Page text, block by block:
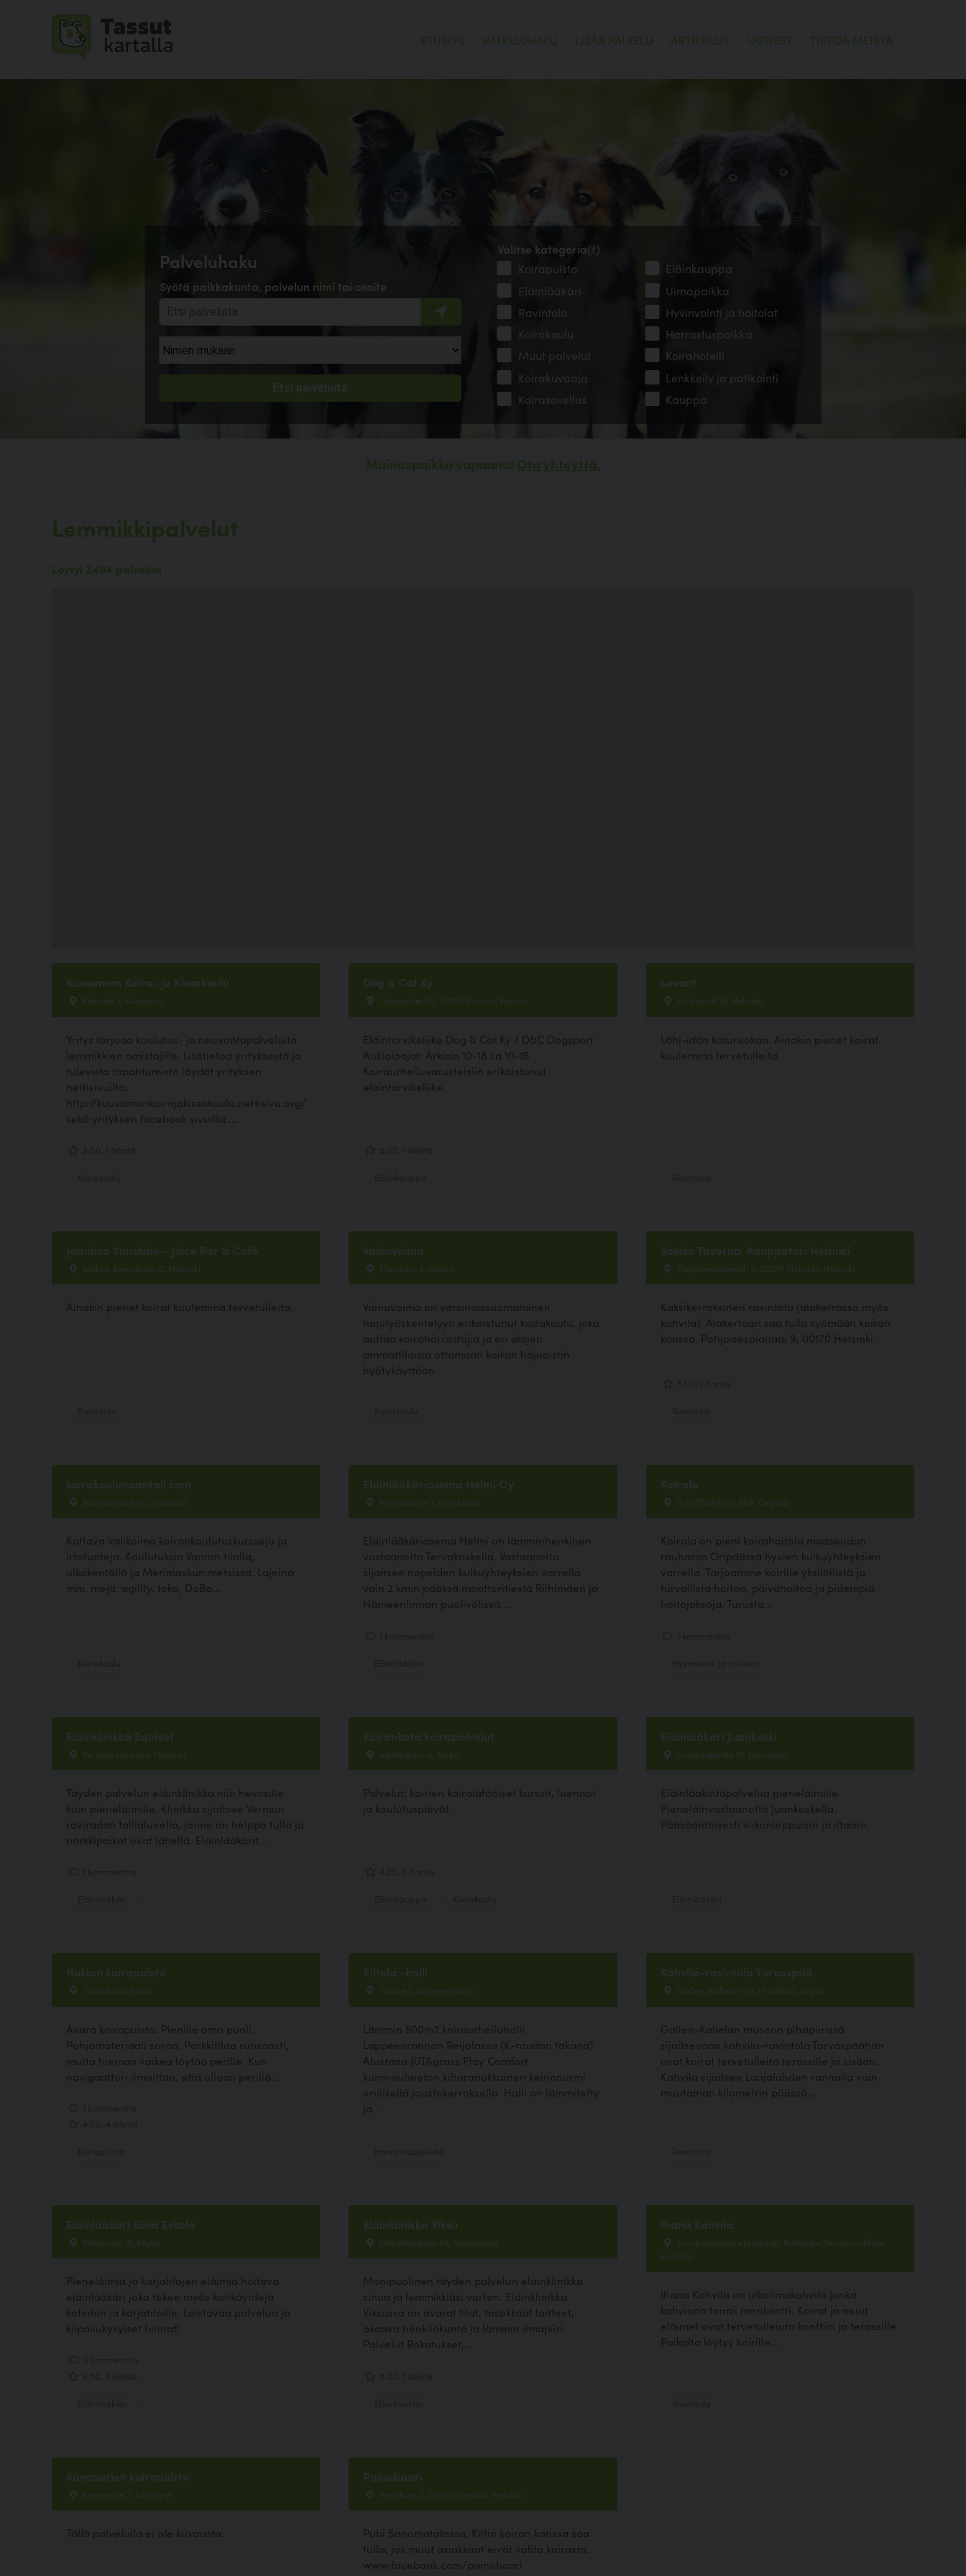
ETUSIVU PALVELUHAKU LISÄÄ PALVELU ARTIKKELIT UUTISET TIETOA MEISTÄ
Palveluhaku
Syötä paikkakunta, palvelun nimi tai osoite
Valitse kategoria(t)
Koirapuisto
Eläinkauppa
Eläinlääkäri
Uimapaikka
Ravintola
Hyvinvointi ja hoitolat
Koirakoulu
Harrastuspaikka
Muut palvelut
Koirahotelli
Koirakuvaaja
Lenkkeily ja patikointi
Koirasovellus
Kauppa
Mainospaikka vapaana! Ota yhteyttä.
Lemmikkipalvelut
Löytyi 2494 palvelua
Kuusamon Koira- ja Kissakoulu
Kelantie 1, Kuusamo
Yritys tarjoaa koulutus- ja neuvontapalveluita
lemmikkien omistajille. Lisätietoa yrityksestä ja
tulevista tapahtumista löydät yrityksen
nettisivuilta;
http://kuusamonkoirajakissakoulu.nettisivu.org/
sekä yrityksen facebook sivuilta....
Dog & Cat Ky
Työpajatie 20, 06150 Porvoo, Porvoo
Eläintarvikeliike Dog & Cat Ky / D&C Dogsport
Aukioloajat: Arkisin 10-18 La 10-15
Koiraurheiluvarusteisiin erikoistunut
eläintarvikeliike.
Levant
Bulevardi 15, Helsinki
Lähi-idän katuruokaa. Ainakin pienet koirat
kuulemma tervetulleita.
Jamaica Sunshine - Juice Bar & Café
Aleksis Kiven katu 12, Helsinki
Ainakin pienet koirat kuulemma tervetulleita.
Vainuvoima
Purokatu 3, Raisio
Vainuvoima on varsinaissuomalainen
hajutyöskentelyyn erikoistunut koirakoulu, joka
auttaa koiraharrastajia ja eri alojen
ammattilaisia ottamaan koiran hajuaistin
hyötykäyttöön.
Vaelsa Taverna, Kauppatori Helsinki
Pohjoisesplanadi 9, 00170 Helsinki, Helsinki
Kaksikerroksinen ravintola (alakerrassa myös
kahvila). Alakertaan saa tulla syömään koiran
kanssa. Pohjoisesplanadi 9, 00170 Helsinki
koirakoulunaantali.com
Ratavahdinkuja, Naantali
Kattava valikoima koirankoulutuskursseja ja
irtotunteja. Koulutuksia Vanton tilalla,
ulkokentällä ja Merimaskun metsissä. Lajeina
mm. mejä, agility, toko, DoBo...
Eläinlääkäriasema Helmi Oy
Heimolantie 1, Janakkala
Eläinlääkäriasema Helmi on lämminhenkinen
vastaanotto Tervakoskella. Vastaanotto
sijaitsee nopeiden kulkuyhteyksien varrella
vain 2 km:n päässä moottoritiestä Riihimäen ja
Hämeenlinnan puolivälissä....
Koirala
VUOTAVANTIE 368, Oripää
Koirala on pieni koirahoitola maaseudun
rauhassa Oripäässä hyvien kulkuyhteyksien
varrella. Tarjoamme koirille yksilöllistä ja
turvallista hoitoa, päivähoitoa ja pidempiä
hoitojaksoja. Turusta...
Eläinklinikka Equivet
Vermon ravirata, Helsinki
Täyden palvelun eläinklinikka niin hevosille
kuin pieneläimille. Klinikka sijaitsee Vermon
raviradan tallialueella, jonne on helppo tulla ja
parkkipaikat ovat lähellä. Eläinlääkärit...
Koirankota koirapalvelut
Inkilänkatu 4, Turku
Palvelut: koirien koiralähtöiset kurssit, luennot
ja koulutuspäivät.
Eläinlääkäri Juankoski
Juankoskentie 13, Juankoski
Eläinlääkintäpalvelua pieneläimille.
Pieneläinvastaanotto Juankoskella.
Pääsääntöisesti viikonloppuisin ja iltaisin.
Nokian koirapuisto
Talttakatu, Nokia
Avara koirapuisto. Pienille oma puoli.
Pohjamateriaali soraa. Parkkitilaa runsaasti,
mutta hieman vaikea löytää perille. Kun
navigaattori ilmoittaa, että ollaan perillä...
Kiitola -halli
Tullitie 7, Lappeenranta
Lämmin 500m2 koiraurheiluhalli
Lappeenrannan Reijolassa (K-raudan takana).
Alustana JUTAgrass Play Comfort
kumirouheeton kiharanukkainen keinonurmi
erillisellä joustokerroksella. Halli on lämmitetty
ja...
Kahvila-ravintola Tarvaspää
Gallen-Kallelan tie 27 02600, Espoo
Gallen-Kallelan museon pihapiirissä
sijaitsevaan kahvila-ravintola Tarvaspäähän
ovat koirat tervetulleita terassille ja sisään.
Kahvila sijaitsee Laajalahden rannalla vain
muutaman kilometrin päässä...
Eläinlääkäri Elina Eskola
Säterintie 19, Köyliö
Pieneläimiä ja karjatilojen eläimiä hoitava
eläinlääkäri joka tekee myös kotikäyntejä
koteihin ja karjatiloille. Loistavaa palvelua ja
kilpailukykyiset hinnat!
Eläinklinikka Viksu
Marttilankatu 44, Sastamala
Monipuolinen täyden palvelun eläinklinikka
sinua ja lemmikkiäsi varten. Eläinklinikka
Viksussa on avarat tilat, tasokkaat laitteet,
osaava henkilökunta ja lämmin ilmapiiri.
Palvelut Rokotukset,...
Ihana Kahvila
Sompasaaren eteläkärki, Nihtikuja/Terminaalikuja,
Helsinki
Ihana Kahvila on ulkoilmakahvila jonka
kahviona toimii merikontti. Koirat ja muut
eläimet ovat tervetulleiuta konttiin ja terassille.
Paikalta löytyy koirille...
Kanavatien koirapuisto
Kanavatie 7, Siilinjärvi
Tällä palvelulla ei ole kuvausta.
Painobaari
Postikuja 2, 00100 Helsinki, Helsinki
Pubi Sanomatalossa. Kiltin koiran kanssa saa
tulla, jos muut asiakkaat eivät valita koirasta.
www.facebook.com/painobaari